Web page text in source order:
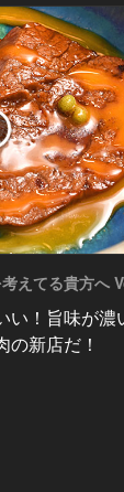
えてる貴方へ
い！旨味が濃
新店だ！